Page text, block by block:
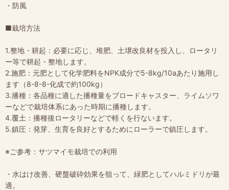
・防風
■栽培方法
1.整地・耕起：必要に応じ、堆肥、土壌改良材を投入し、ロータリ
ー等で耕起・整地します。
2.施肥：元肥として化学肥料をNPK成分で5-8kg/10aあたり施用し
ます（8-8-8-化成で約100kg）
3.播種：各品種に適した播種量をブロードキャスター、ライムソワ
ーなどで栽培体系にあった時期に播種します。
4.覆土：播種後ロータリーなどで軽くを行ないます。
5.鎮圧：発芽、生育を良好とするためにローラーで鎮圧します。
※ご参考：サツマイモ栽培での利用
・水はけ改善、硬盤破砕効果を狙って、緑肥としてハルミドリが最
適。